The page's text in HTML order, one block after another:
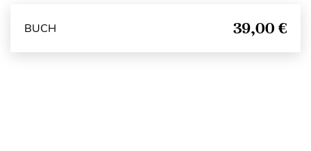
BUCH 39,00 €